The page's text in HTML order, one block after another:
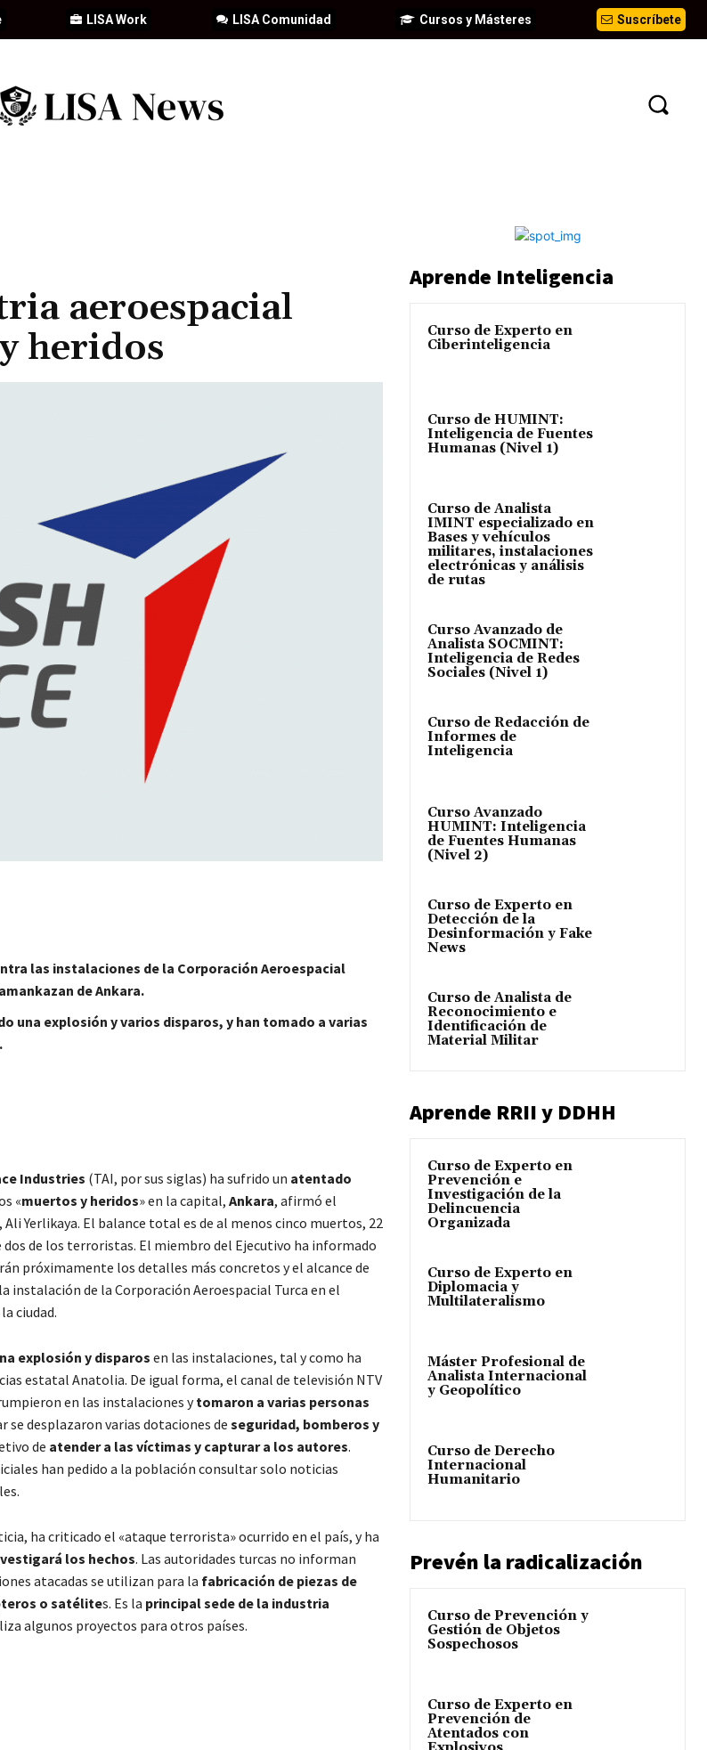
Suscríbete
Cursos y Másteres
LISA Comunidad
LISA Work
aeroespacial
heridos
las instalaciones de la Corporación Aeroespacial
de Ankara.
una explosión y varios disparos, y han tomado a varias
Industries (TAI, por sus siglas) ha sufrido un atentado
«muertos y heridos» en la capital, Ankara, afirmó el
Yerlikaya. El balance total es de al menos cinco muertos, 22
de los terroristas. El miembro del Ejecutivo ha informado
próximamente los detalles más concretos y el alcance de
instalación de la Corporación Aeroespacial Turca en el
ciudad.
explosión y disparos en las instalaciones, tal y como ha
estatal Anatolia. De igual forma, el canal de televisión NTV
en las instalacionesytomaron a varias personas
se desplazaron varias dotaciones de seguridad, bomberos y
de atender a las víctimas y capturar a los autores.
han pedido a la población consultar solo noticias
ha criticado el «ataque terrorista» ocurrido en el país, y ha
los hechos. Las autoridades turcas no informan
atacadas se utilizan para la fabricación de piezas de
o satélites. Es la principal sede de la industria
algunos proyectos para otros países.
Aprende Inteligencia
Curso de Experto en
Ciberinteligencia
Curso de HUMINT:
Inteligencia de Fuentes
Humanas (Nivel 1)
Curso de Analista
IMINT especializado en
Bases y vehículos
militares, instalaciones
electrónicas y análisis
de rutas
Curso Avanzado de
Analista SOCMINT:
Inteligencia de Redes
Sociales (Nivel 1)
Curso de Redacción de
Informes de
Inteligencia
Curso Avanzado
HUMINT: Inteligencia
de Fuentes Humanas
(Nivel 2)
Curso de Experto en
Detección de la
Desinformación y Fake
News
Curso de Analista de
Reconocimiento e
Identificación de
Material Militar
Aprende RRII y DDHH
Curso de Experto en
Prevención e
Investigación de la
Delincuencia
Organizada
Curso de Experto en
Diplomacia y
Multilateralismo
Máster Profesional de
Analista Internacional
y Geopolítico
Curso de Derecho
Internacional
Humanitario
Prevén la radicalización
Curso de Prevención y
Gestión de Objetos
Sospechosos
Curso de Experto en
Prevención de
Atentados con